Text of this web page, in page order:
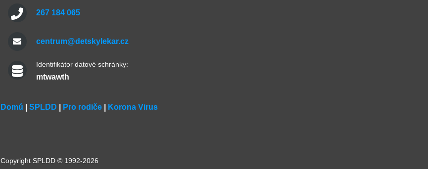
267 184 065
centrum@detskylekar.cz
Identifikátor datové schránky:
mtwawth
Domů SPLDD Pro rodiče| Korona Virus
Copyright SPLDD © 1992-2026